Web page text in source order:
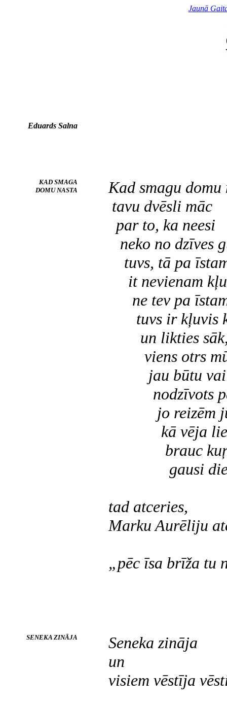
Jaunā
Eduards Salna
KAD SMAGA
DOMU NASTA
Kad smagu domu
tavu dvēsli māc
par to, ka neesi
neko no dzīves
tuvs, tā pa
it nevienam
ne tev pa
tuvs ir kļuvis
un likties
viens otrs
jau būtu vai
nodzīvots
jo reizēm
kā vēja
brauc
gausi
tad atceries,
Marku Aurēliju
„pēc īsa brīža tu
SENEKA ZINĀJA
Seneka zināja
un
visiem vēstīja